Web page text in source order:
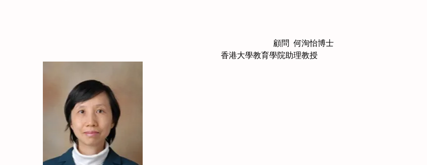
顧問  何洵怡博士
香港大學教育學院助理教授